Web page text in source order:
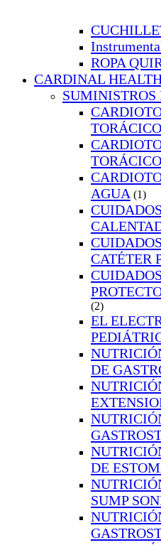
ROPA
CARDINAL
SUMINISTROS
TORÁCICO
AGUA (1)
CATÉTER
(2)
EL
DE
DE
SUMP